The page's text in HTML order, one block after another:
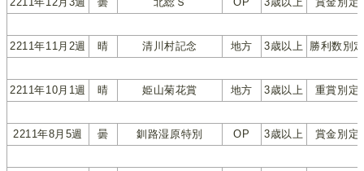
2211年11月2週 晴 清川村記念 地方 3歳以上 勝利数別定
2211年10月1週 晴 姫山菊花賞 地方 3歳以上 重賞別定
2211年8月5週 曇 釧路湿原特別 OP 3歳以上 賞金別定